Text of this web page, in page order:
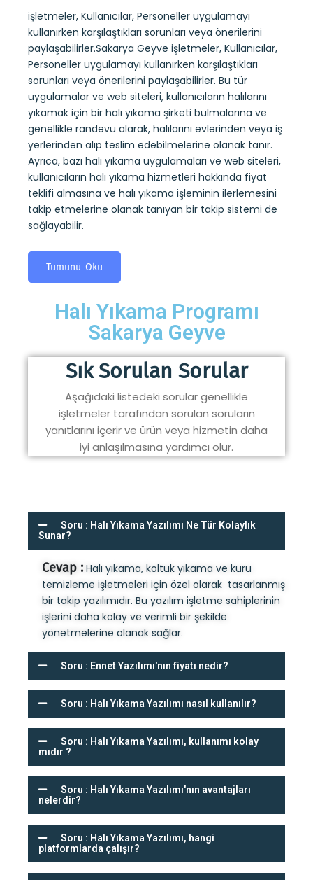
işletmeler, Kullanıcılar, Personeller uygulamayı
kullanırken karşılaştıkları sorunları veya önerilerini
paylaşabilirler.Sakarya Geyve işletmeler, Kullanıcılar,
Personeller uygulamayı kullanırken karşılaştıkları
sorunları veya önerilerini paylaşabilirler. Bu tür
uygulamalar ve web siteleri, kullanıcıların halılarını
yıkamak için bir halı yıkama şirketi bulmalarına ve
genellikle randevu alarak, halılarını evlerinden veya iş
yerlerinden alıp teslim edebilmelerine olanak tanır.
Ayrıca, bazı halı yıkama uygulamaları ve web siteleri,
kullanıcıların halı yıkama hizmetleri hakkında fiyat
teklifi almasına ve halı yıkama işleminin ilerlemesini
takip etmelerine olanak tanıyan bir takip sistemi de
sağlayabilir.
Tümünü Oku
Halı Yıkama Programı
Sakarya Geyve
Sık Sorulan Sorular
Aşağıdaki listedeki sorular genellikle
işletmeler tarafından sorulan soruların
yanıtlarını içerir ve ürün veya hizmetin daha
iyi anlaşılmasına yardımcı olur.
Soru : Halı Yıkama Yazılımı Ne Tür Kolaylık
Sunar?
Cevap :Halı yıkama, koltuk yıkama ve kuru
temizleme işletmeleri için özel olarak tasarlanmış
bir takip yazılımıdır. Bu yazılım işletme sahiplerinin
işlerini daha kolay ve verimli bir şekilde
yönetmelerine olanak sağlar.
Soru : Ennet Yazılımı'nın fiyatı nedir?
Soru : Halı Yıkama Yazılımı nasıl kullanılır?
Soru : Halı Yıkama Yazılımı, kullanımı kolay
mıdır ?
Soru : Halı Yıkama Yazılımı'nın avantajları
nelerdir?
Soru : Halı Yıkama Yazılımı, hangi
platformlarda çalışır?